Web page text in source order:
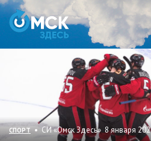
СПОРТ• СИ «Омск Здесь» 8 января